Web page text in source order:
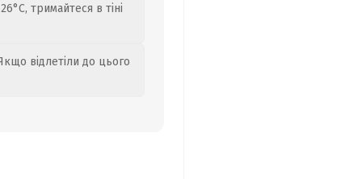
тримайтеся в тіні
відлетіли до цього